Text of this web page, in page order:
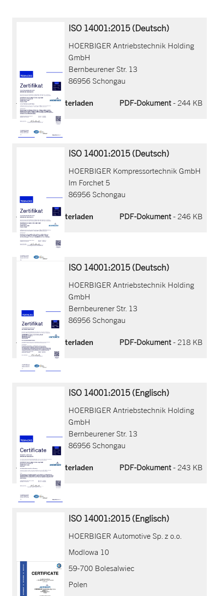
ISO 14001:2015 (Deutsch)
HOERBIGER Antriebstechnik Holding
GmbH
Bernbeurener Str. 13
86956 Schongau
Jetzt herunterladen PDF-Dokument- 244 KB
ISO 14001:2015 (Deutsch)
HOERBIGER Kompressortechnik GmbH
Im Forchet 5
86956 Schongau
Jetzt herunterladen PDF-Dokument- 246 KB
ISO 14001:2015 (Deutsch)
HOERBIGER Antriebstechnik Holding
GmbH
Bernbeurener Str. 13
86956 Schongau
Jetzt herunterladen PDF-Dokument- 218 KB
ISO 14001:2015 (Englisch)
HOERBIGER Antriebstechnik Holding
GmbH
Bernbeurener Str. 13
86956 Schongau
Jetzt herunterladen PDF-Dokument- 243 KB
ISO 14001:2015 (Englisch)
HOERBIGER Automotive Sp. z o.o.
Modlowa 10
59-700 Bolesalwiec
Polen